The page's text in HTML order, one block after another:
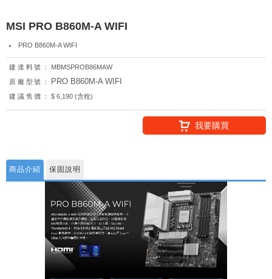
MSI PRO B860M-A WIFI
PRO B860M-A WIFI
建達料號：
MBMSPROB86MAW
原廠型號：
PRO B860M-A WIFI
建議售價： $ 6,190 (含稅)
我要購買
商品介紹 保固說明